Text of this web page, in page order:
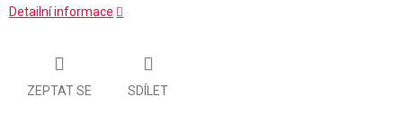
Detailní informace
ZEPTAT SE SDÍLET